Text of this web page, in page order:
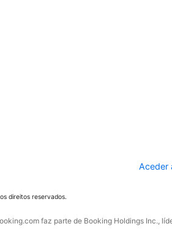
Aceder
direitos reservados.
faz parte de Booking Holdings Inc.,